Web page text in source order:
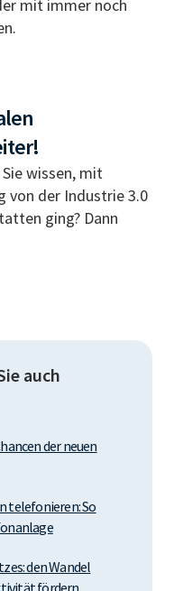
mit immer noch
wissen, mit
von der Industrie 3.0
ging? Dann
auch
der neuen
telefonieren: So
den Wandel
fördern